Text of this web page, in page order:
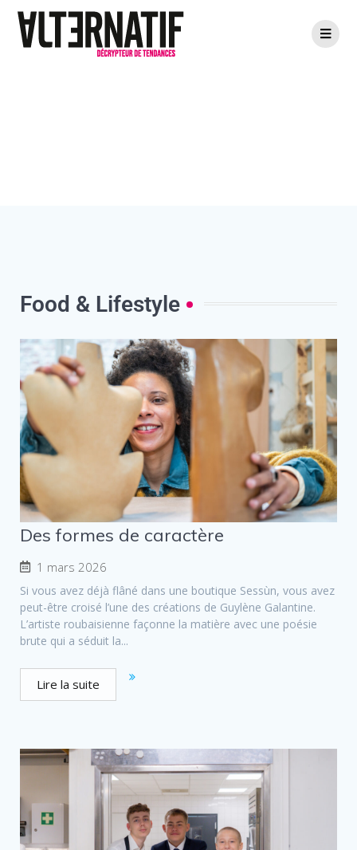
Food & Lifestyle
Des formes de caractère
1 mars 2026
Si vous avez déjà flâné dans une boutique Sessùn, vous avez
peut-être croisé l’une des créations de Guylène Galantine.
L’artiste roubaisienne façonne la matière avec une poésie
brute qui a séduit la...
Lire la suite